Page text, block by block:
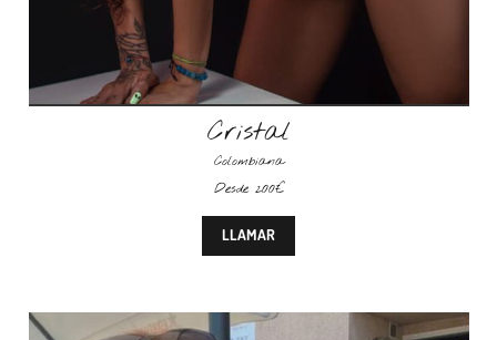
Cristal
Colombiana
Desde 200€
LLAMAR